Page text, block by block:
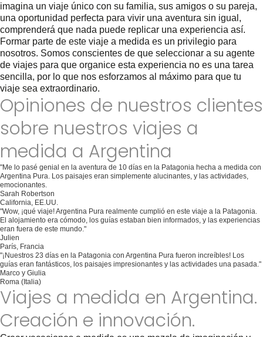
imagina un viaje único con su familia, sus amigos o su pareja,
una oportunidad perfecta para vivir una aventura sin igual,
comprenderá que nada puede replicar una experiencia así.
Formar parte de este viaje a medida es un privilegio para
nosotros. Somos conscientes de que seleccionar a su agente
de viajes para que organice esta experiencia no es una tarea
sencilla, por lo que nos esforzamos al máximo para que tu
viaje sea extraordinario.
Opiniones de nuestros clientes
sobre nuestros viajes a
medida a Argentina
"Me lo pasé genial en la aventura de 10 días en la Patagonia hecha a medida con
Argentina Pura. Los paisajes eran simplemente alucinantes, y las actividades,
emocionantes.
Sarah Robertson
California, EE.UU.
"Wow, ¡qué viaje! Argentina Pura realmente cumplió en este viaje a la Patagonia.
El alojamiento era cómodo, los guías estaban bien informados, y las experiencias
eran fuera de este mundo."
Julien
París, Francia
"¡Nuestros 23 días en la Patagonia con Argentina Pura fueron increíbles! Los
guías eran fantásticos, los paisajes impresionantes y las actividades una pasada."
Marco y Giulia
Roma (Italia)
Viajes a medida en Argentina.
Creación e innovación.